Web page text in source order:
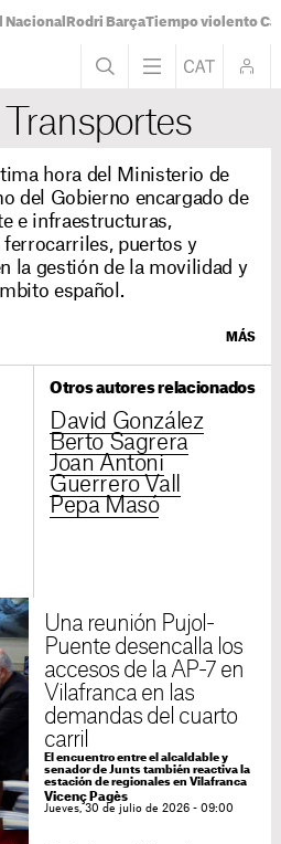
Nacional Rodri BarçaTiempo violento
hora del Ministerio de
del Gobierno encargado de
e infraestructuras,
puertos y
la gestión de la movilidad y
español.
MÁS
Otros autores relacionados
David González
Berto Sagrera
Joan Antoni
Guerrero Vall
Pepa Masó
Una reunión Pujol-
Puente desencalla los
accesos de la AP-7 en
Vilafranca en las
demandas del cuarto
carril
El encuentro entre el alcaldable y
senador de Junts también reactiva la
estación de regionales en Vilafranca
Vicenç Pagès
Jueves, 30 de julio de 2026 - 09:00